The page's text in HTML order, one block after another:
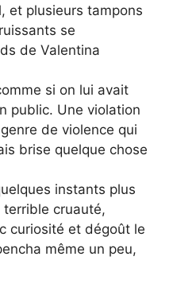
et plusieurs tampons
se
de Valentina
si on lui avait
public. Une violation
de violence qui
brise quelque chose
instants plus
terrible cruauté,
curiosité et dégoût le
même un peu,